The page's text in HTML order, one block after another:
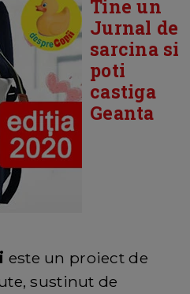
Tine un
Jurnal de
sarcina si
poti
castiga
Geanta
este un proiect de
sustinut de